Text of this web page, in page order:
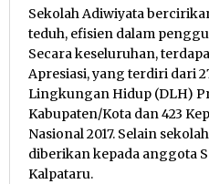
Sekolah Adiwiyata
teduh, efisien dalam
Secara keseluruhan,
Apresiasi, yang terdiri dari
Lingkungan Hidup (DLH)
Kabupaten/Kota dan 423
Nasional 2017. Selain
diberikan kepada anggota
Kalpataru.